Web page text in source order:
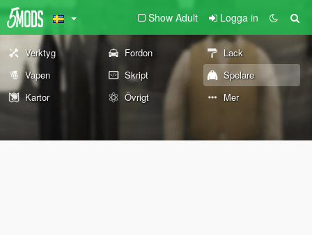
Show Adult Logga in
Verktyg Fordon
Lack
Vapen
Skript
Spelare
Kartor
Övrigt Mer